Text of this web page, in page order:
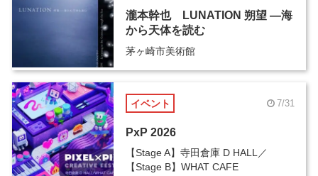
瀧本幹也 LUNATION 朔望 ―海
から天体を読む
茅ヶ崎市美術館
イベント 7/31
PxP 2026
【Stage A】寺田倉庫 D HALL／
【Stage B】WHAT CAFE